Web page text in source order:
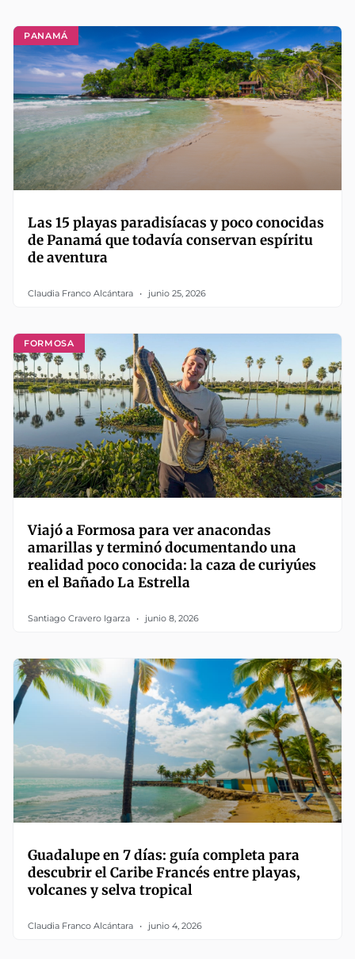
PANAMÁ
Las 15 playas paradisíacas y poco conocidas
de Panamá que todavía conservan espíritu
de aventura
Claudia Franco Alcántara junio 25, 2026
FORMOSA
Viajó a Formosa para ver anacondas
amarillas y terminó documentando una
realidad poco conocida: la caza de curiyúes
en el Bañado La Estrella
Santiago Cravero Igarza junio 8, 2026
Guadalupe en 7 días: guía completa para
descubrir el Caribe Francés entre playas,
volcanes y selva tropical
Claudia Franco Alcántara junio 4, 2026